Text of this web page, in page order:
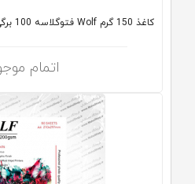
کاغذ 150 گرم Wolf فتوگلاسه 100 برگی A4
اتمام